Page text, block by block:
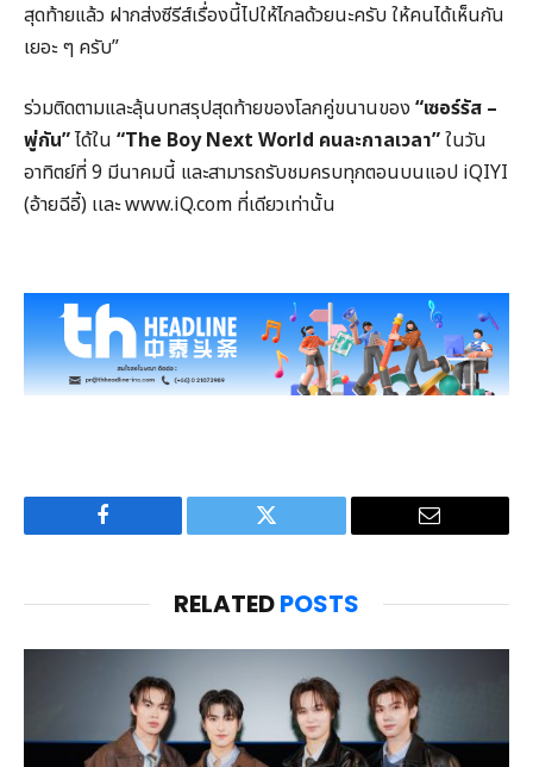
สุดท้ายแล้ว ฝากส่งซีรีส์เรื่องนี้ไปให้ไกลด้วยนะครับ ให้คนได้เห็นกัน
เยอะ ๆ ครับ”
ร่วมติดตามและลุ้นบทสรุปสุดท้ายของโลกคู่ขนานของ “เซอร์รัส –
พู่กัน”ได้ใน “The Boy Next World คนละกาลเวลา”ในวัน
อาทิตย์ที่ 9 มีนาคมนี้ และสามารถรับชมครบทุกตอนบนแอป iQIYI
(อ้ายฉีอี้) เเละ www.iQ.com ที่เดียวเท่านั้น
Facebook Twitter Email
RELATEDPOSTS